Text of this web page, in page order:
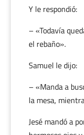
Y le respondió:
– «Todavía
el rebaño».
Samuel le dijo:
– «Manda a
la mesa,
Jesé mandó a